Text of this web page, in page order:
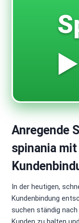
▶️
Anregende
spinania
In der heutigen,
Kundenbindung
suchen ständig